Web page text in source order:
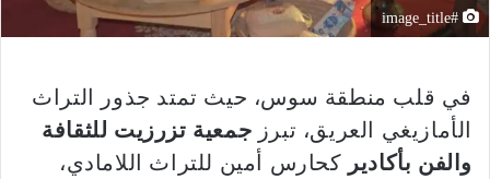
#image_title
في قلب منطقة سوس، حيث تمتد جذور التراث
الأمازيغي العريق، تبرز جمعية تزرزيت للثقافة
والفن بأكادير كحارس أمين للتراث اللامادي،